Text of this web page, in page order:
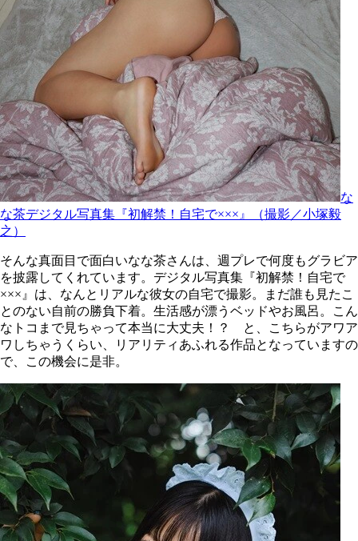
な
な茶デジタル写真集『初解禁！自宅で×××』（撮影／小塚毅
之）
そんな真面目で面白いなな茶さんは、週プレで何度もグラビア
を披露してくれています。デジタル写真集『初解禁！自宅で
×××』は、なんとリアルな彼女の自宅で撮影。まだ誰も見たこ
とのない自前の勝負下着。生活感が漂うベッドやお風呂。こん
なトコまで見ちゃって本当に大丈夫！？ と、こちらがアワア
ワしちゃうくらい、リアリティあふれる作品となっていますの
で、この機会に是非。